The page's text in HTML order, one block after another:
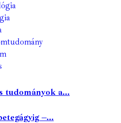
tudományok a...
–...